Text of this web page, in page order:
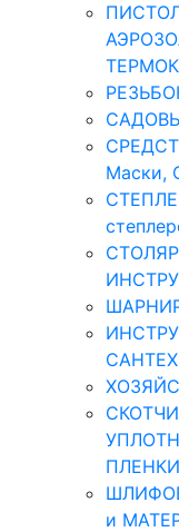
Маски,
ПЛЕНКИ
и